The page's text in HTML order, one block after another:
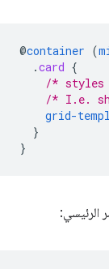
@container (
.card {
/* styles
/* I.e.
grid-
}
}
الرئيسي: